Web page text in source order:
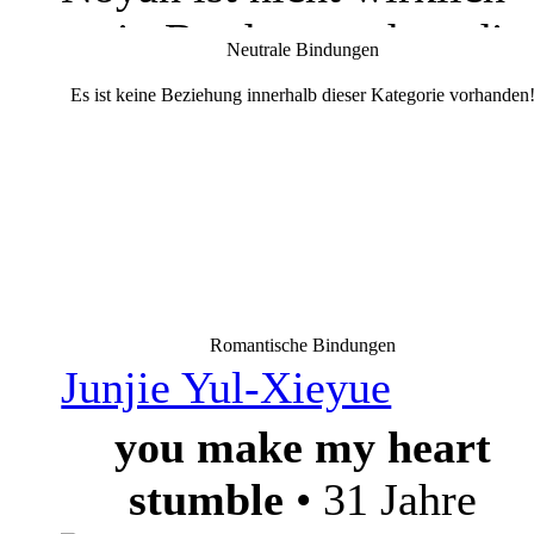
mein Bruder, sondern die
Person, welche mein
Stolz und Sorgfalt erfüllt,
aber er hat dabei nie
versucht ein Vater zu
sein. Er hat nie versucht
Neutrale Bindungen
Es ist keine Beziehung innerhalb dieser Kategorie
Romantische Bindungen
Junjie Yul-Xieyue
you make my heart
stumble • 31 Jahre